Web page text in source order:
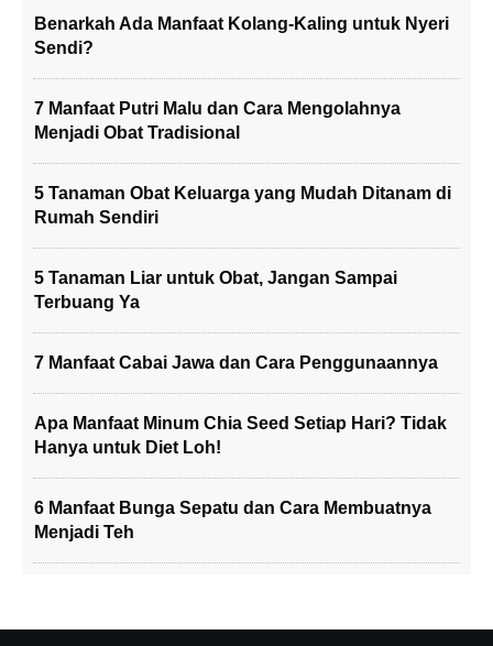
Benarkah Ada Manfaat Kolang-Kaling untuk Nyeri
Sendi?
7 Manfaat Putri Malu dan Cara Mengolahnya
Menjadi Obat Tradisional
5 Tanaman Obat Keluarga yang Mudah Ditanam di
Rumah Sendiri
5 Tanaman Liar untuk Obat, Jangan Sampai
Terbuang Ya
7 Manfaat Cabai Jawa dan Cara Penggunaannya
Apa Manfaat Minum Chia Seed Setiap Hari? Tidak
Hanya untuk Diet Loh!
6 Manfaat Bunga Sepatu dan Cara Membuatnya
Menjadi Teh